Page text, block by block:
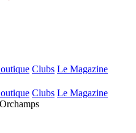
Clubs Le Magazine
Clubs Le Magazine